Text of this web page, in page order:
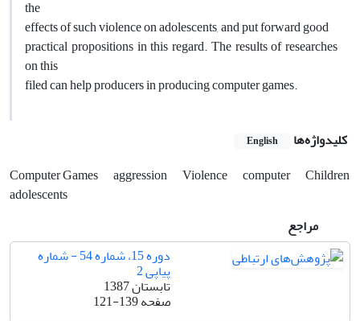
the
effects of such violence on adolescents, and put forward good
practical propositions in this regard. The results of researches
on this
filed can help producers in producing computer games.
کلیدواژه‌ها English
Computer Games aggression Violence computer Children
adolescents
مراجع
دوره 15، شماره 54 - شماره
پیاپی 2
تابستان 1387
صفحه121-139